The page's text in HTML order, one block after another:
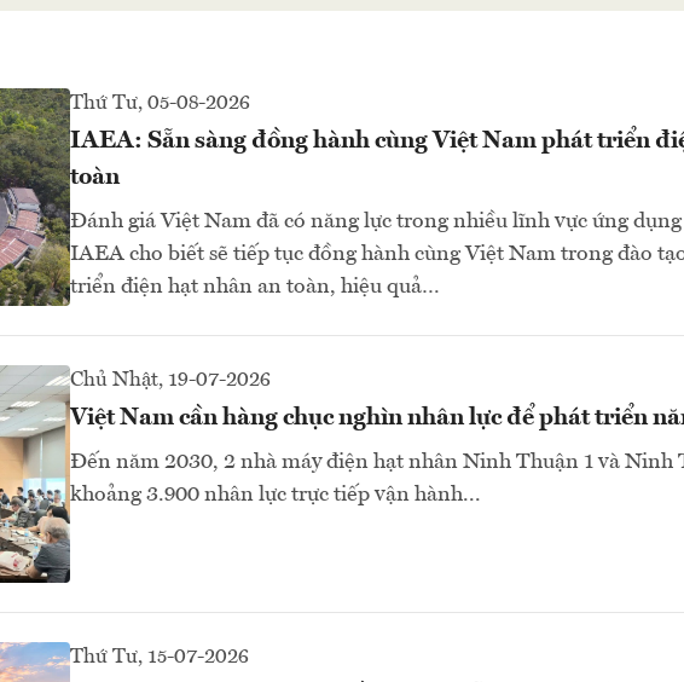
Thứ Tư, 05-08-2026
IAEA: Sẵn sàng đồng hành cùng Việt Nam phát triển
toàn
Đánh giá Việt Nam đã có năng lực trong nhiều lĩnh vực ứng
IAEA cho biết sẽ tiếp tục đồng hành cùng Việt Nam trong đào
triển điện hạt nhân an toàn, hiệu quả…
Chủ Nhật, 19-07-2026
Việt Nam cần hàng chục nghìn nhân lực để phát triển
Đến năm 2030, 2 nhà máy điện hạt nhân Ninh Thuận 1 và Ninh
khoảng 3.900 nhân lực trực tiếp vận hành...
Thứ Tư, 15-07-2026